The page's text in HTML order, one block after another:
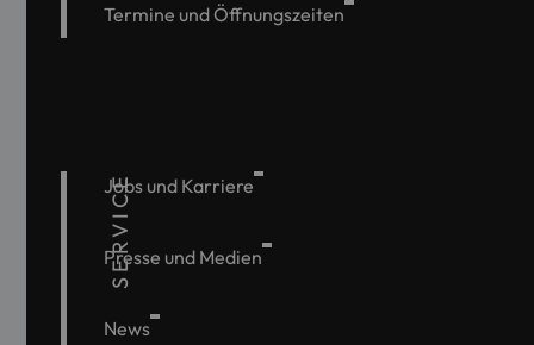
Termine und Öffnungszeiten
SERVICE
Jobs und Karriere
Presse und Medien
News